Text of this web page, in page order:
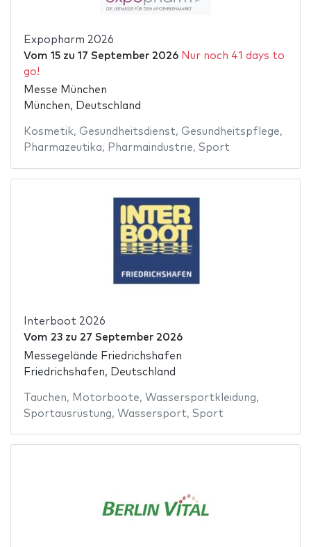
Expopharm 2026
Vom 15zu 17 September 2026 Nur noch 41 days to
go!
Messe München
München, Deutschland
Kosmetik, Gesundheitsdienst, Gesundheitspflege,
Pharmazeutika, Pharmaindustrie, Sport
Interboot 2026
Vom 23zu 27 September 2026
Messegelände Friedrichshafen
Friedrichshafen, Deutschland
Tauchen, Motorboote, Wassersportkleidung,
Sportausrüstung, Wassersport, Sport